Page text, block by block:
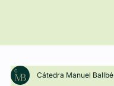
Cátedra Manuel Ballbé